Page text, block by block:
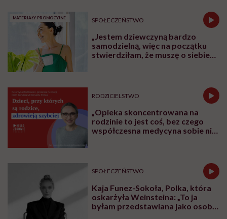
dotknąć go, powąchać, zanurkować, obcować
z dziką przyrodą. I przekonać się, że ludzie,
niezależnie od szerokości geograficznej, są w
gruncie rzeczy dobrzy – mówi Martyna
czwórką dzieci wróciła z czteroletniego
rejsu dookoła świata. W rozmowie, w której
uczestniczyła także jej córka Matylda,
opowiada o tym, jak taka wyprawa zmienia
dlaczego powrót na ląd okazał się równie
sporym wyzwaniem jak dryfowanie po
oceanie.